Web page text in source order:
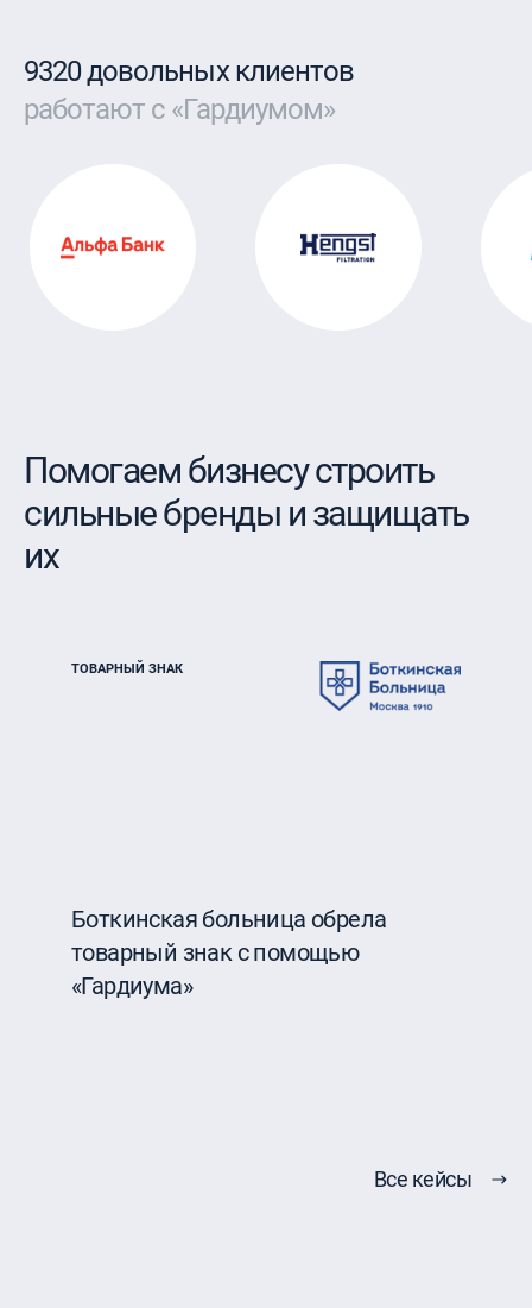
9320 довольных клиентов
работают с «Гардиумом»
Помогаем бизнесу строить
сильные бренды и защищать
их
ТОВАРНЫЙ ЗНАК
Боткинская больница обрела
товарный знак с помощью
«Гардиума»
Все кейсы